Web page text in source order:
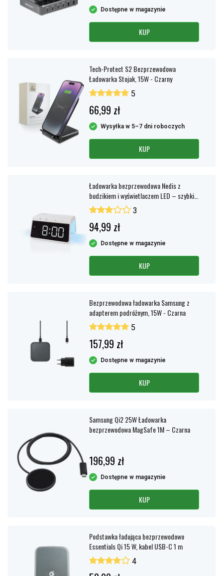
Dostępne w magazynie
KUP
Tech-Protect S2 Bezprzewodowa
Ładowarka Stojak, 15W - Czarny
5
66,99 zł
Wysyłka w 5–7 dni roboczych
KUP
Ładowarka bezprzewodowa Nedis z
budzikiem i wyświetlaczem LED – szybkie
ładowanie Qi 15 W – biała
3
94,99 zł
Dostępne w magazynie
KUP
Bezprzewodowa ładowarka Samsung z
adapterem podróżnym, 15W - Czarna
5
157,99 zł
Dostępne w magazynie
KUP
Samsung Qi2 25W Ładowarka
bezprzewodowa MagSafe 1M – Czarna
196,99 zł
Dostępne w magazynie
KUP
Podstawka ładująca bezprzewodowo
Essentials Qi 15 W, kabel USB-C 1 m
4